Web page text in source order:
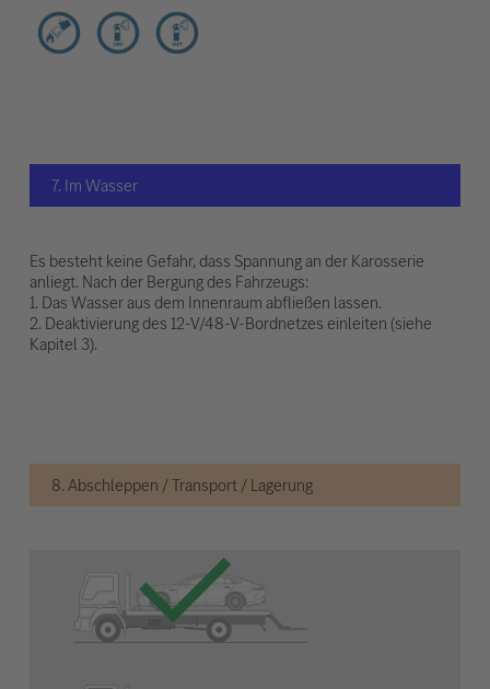
7. Im Wasser
Es besteht keine Gefahr, dass Spannung an der Karosserie
anliegt. Nach der Bergung des Fahrzeugs:
1. Das Wasser aus dem Innenraum abfließen lassen.
2. Deaktivierung des 12-V/48-V-Bordnetzes einleiten (siehe
Kapitel 3).
8. Abschleppen / Transport / Lagerung